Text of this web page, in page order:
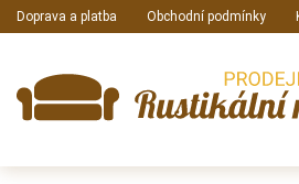
Doprava a platba Obchodní podmínky